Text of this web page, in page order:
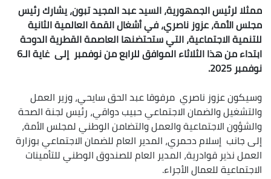
ممثلا لرئيس الجمهورية، السيد عبد المجيد تبون، يشارك رئيس
مجلس الأمة، عزوز ناصري، في أشغال القمة العالمية الثانية
للتنمية الاجتماعية، التي ستحتضنها العاصمة القطرية الدوحة
ابتداء من هذا الثلاثاء الموافق للرابع من نوفمبر إلى غاية الـ6
نوفمبر 2025.
وسيكون عزوز ناصري مرفوقا عبد الحق سايحي، وزير العمل
والتشغيل والضمان الاجتماعي حبيب دواقي، رئيس لجنة الصحة
والشؤون الاجتماعية والعمل والتضامن الوطني لمجلس الأمة،
إلى جانب إسلام دحمري، المدير العام للضمان الاجتماعي بوزارة
العمل نذير قوادرية، المدير العام للصندوق الوطني للتأمينات
الاجتماعية للعمال الأجراء.